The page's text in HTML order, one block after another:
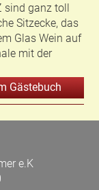
sind ganz toll
Sitzecke, das
Glas Wein auf
mit der
Gästebuch
e.K